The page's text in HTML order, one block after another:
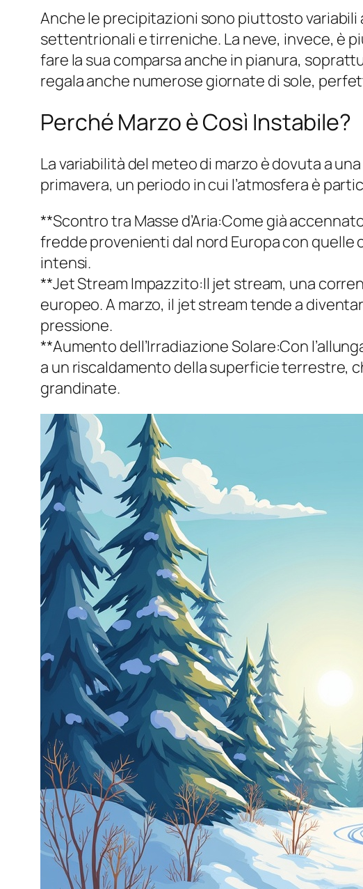
Anche le precipitazioni sono piuttosto
settentrionali e tirreniche. La neve, invece, è
fare la sua comparsa anche in pianura,
regala anche numerose giornate di sole,
Perché Marzo è Così Instabile?
La variabilità del meteo di marzo è dovuta a
primavera, un periodo in cui l’atmosfera è
**Scontro tra Masse d’Aria:Come già
fredde provenienti dal nord Europa con
intensi.
**Jet Stream Impazzito:Il jet stream, una
europeo. A marzo, il jet stream tende a
pressione.
**Aumento dell’Irradiazione Solare:Con
a un riscaldamento della superficie terrestre,
grandinate.